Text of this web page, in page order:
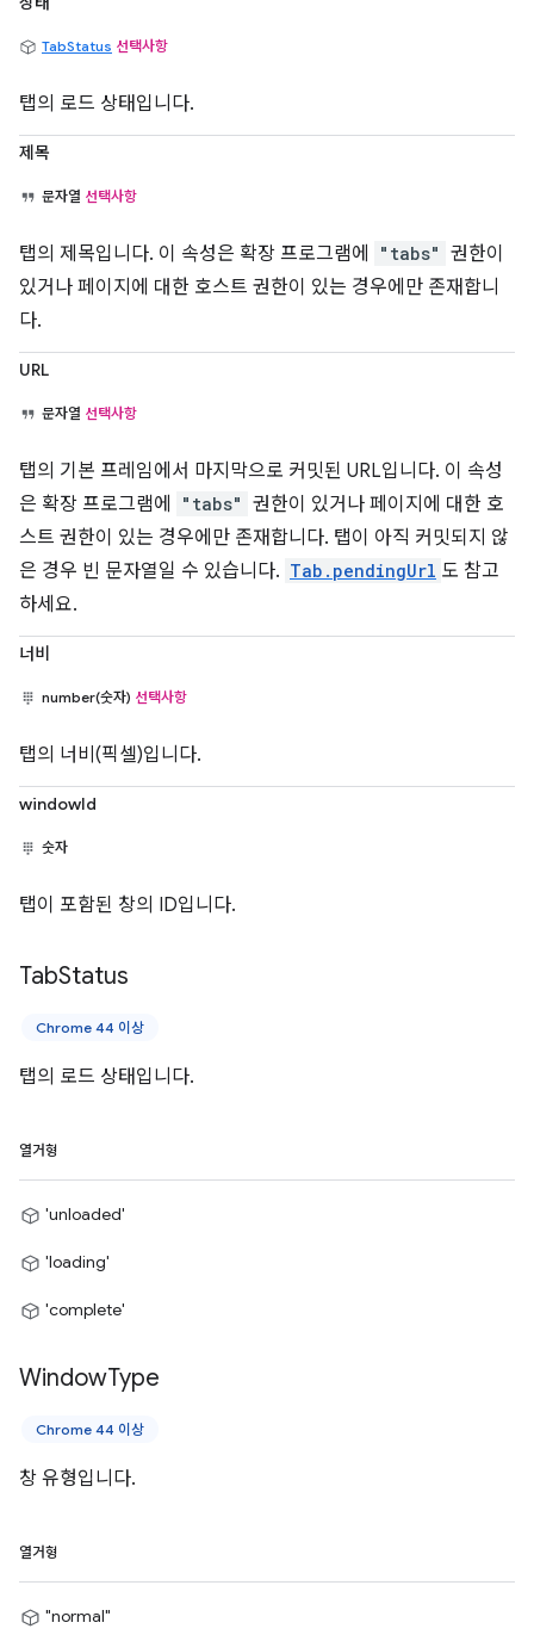
TabStatus 선택사항
탭의 로드 상태입니다.
제목
문자열 선택사항
탭의 제목입니다. 이 속성은 확장 프로그램에 "tabs" 권한이
있거나 페이지에 대한 호스트 권한이 있는 경우에만 존재합니
다.
URL
문자열 선택사항
탭의 기본 프레임에서 마지막으로 커밋된 URL입니다. 이 속성
은 확장 프로그램에
"tabs" 권한이 있거나 페이지에 대한 호
스트 권한이 있는 경우에만 존재합니다. 탭이 아직 커밋되지 않
은 경우 빈 문자열일 수 있습니다. Tab.pendingUrl 도 참고
하세요.
너비
number(숫자) 선택사항
탭의 너비(픽셀)입니다.
windowId
숫자
탭이 포함된 창의 ID입니다.
TabStatus
Chrome 44 이상
탭의 로드 상태입니다.
열거형
'unloaded'
'loading'
'complete'
WindowType
Chrome 44 이상
창 유형입니다.
열거형
"normal"